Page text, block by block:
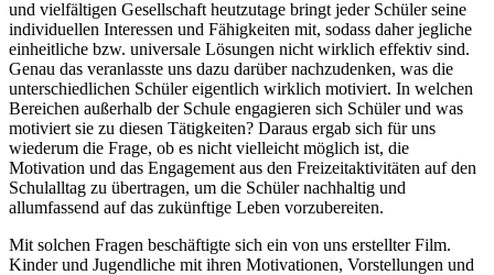
und vielfältigen Gesellschaft heutzutage bringt jeder Schüler seine
individuellen Interessen und Fähigkeiten mit, sodass daher jegliche
einheitliche bzw. universale Lösungen nicht wirklich effektiv sind.
Genau das veranlasste uns dazu darüber nachzudenken, was die
unterschiedlichen Schüler eigentlich wirklich motiviert. In welchen
Bereichen außerhalb der Schule engagieren sich Schüler und was
motiviert sie zu diesen Tätigkeiten? Daraus ergab sich für uns
wiederum die Frage, ob es nicht vielleicht möglich ist, die
Motivation und das Engagement aus den Freizeitaktivitäten auf den
Schulalltag zu übertragen, um die Schüler nachhaltig und
allumfassend auf das zukünftige Leben vorzubereiten.
Mit solchen Fragen beschäftigte sich ein von uns erstellter Film.
Kinder und Jugendliche mit ihren Motivationen, Vorstellungen und